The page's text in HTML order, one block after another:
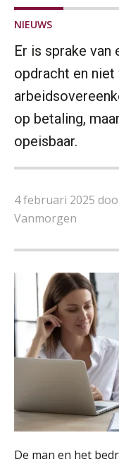
NIEUWS
Er is sprake van
opdracht en niet
op betaling,
opeisbaar.
4 februari 2025
Vanmorgen
De man en het